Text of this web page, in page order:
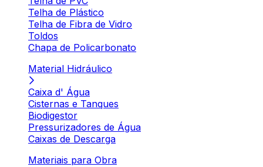
Telha de Plástico
Telha de Fibra de Vidro
Toldos
Chapa de Policarbonato
Material Hidráulico
Caixa d' Água
Cisternas e Tanques
Biodigestor
Pressurizadores de Água
Caixas de Descarga
Materiais para Obra